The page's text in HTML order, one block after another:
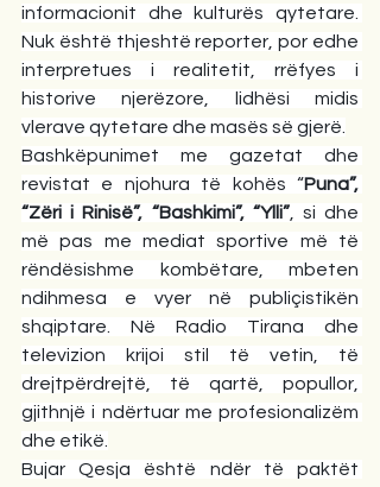
informacionit dhe kulturës qytetare.
Nuk është thjeshtë reporter, por edhe
interpretues i realitetit, rrëfyes i
historive njerëzore, lidhësi midis
vlerave qytetare dhe masës së gjerë.
Bashkëpunimet me gazetat dhe
revistat e njohura të kohës “Puna”,
“Zëri i Rinisë”, “Bashkimi”, “Ylli”, si dhe
më pas me mediat sportive më të
rëndësishme kombëtare, mbeten
ndihmesa e vyer në publiçistikën
shqiptare. Në Radio Tirana dhe
televizion krijoi stil të vetin, të
drejtpërdrejtë, të qartë, popullor,
gjithnjë i ndërtuar me profesionalizëm
dhe etikë.
Bujar Qesja është ndër të paktët